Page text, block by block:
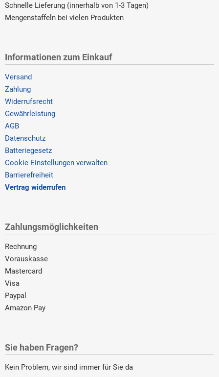
Schnelle Lieferung (innerhalb von 1-3 Tagen)
Mengenstaffeln bei vielen Produkten
Informationen zum Einkauf
Versand
Zahlung
Widerrufsrecht
Gewährleistung
AGB
Datenschutz
Batteriegesetz
Cookie Einstellungen verwalten
Barrierefreiheit
Vertrag widerrufen
Zahlungsmöglichkeiten
Rechnung
Vorauskasse
Mastercard
Visa
Paypal
Amazon Pay
Sie haben Fragen?
Kein Problem, wir sind immer für Sie da